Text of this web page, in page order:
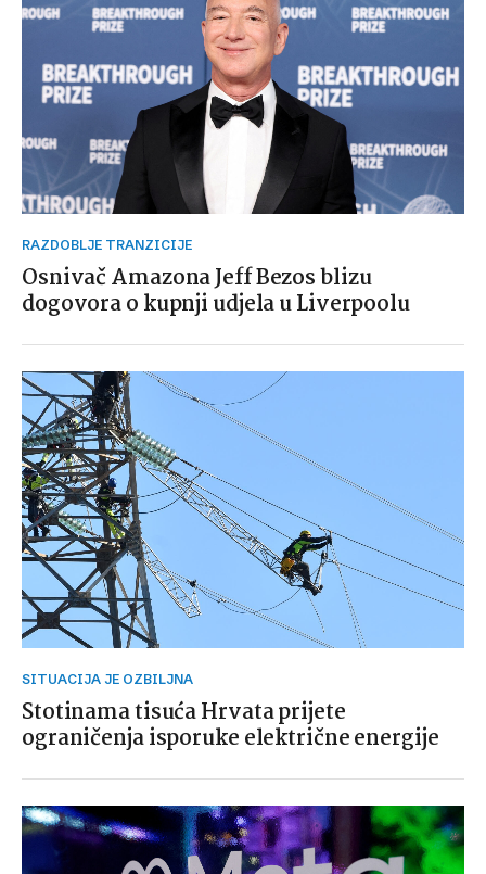
RAZDOBLJE TRANZICIJE
Osnivač Amazona Jeff Bezos blizu
dogovora o kupnji udjela u Liverpoolu
SITUACIJA JE OZBILJNA
Stotinama tisuća Hrvata prijete
ograničenja isporuke električne energije